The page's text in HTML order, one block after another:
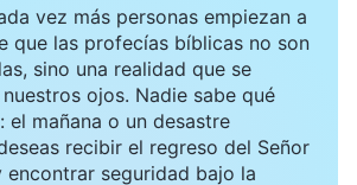
situación, me destituirían.
me comentó aquello, aunque
saliendo del paso en mis
arrepentimiento alguno. Al
vez más personas empiezan a
que las profecías bíblicas no son
sino una realidad que se
ojos. Nadie sabe qué
el mañana o un desastre
recibir el regreso del Señor
seguridad bajo la